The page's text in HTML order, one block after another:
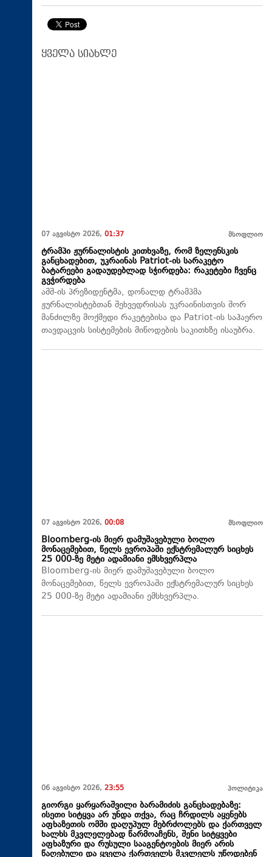
ყველა სიახლე
07 აგვისტო 2026, 01:37 მსოფლიო
ტრამპი ჟურნალისტის კითხვაზე, რომ ზელენსკის
განცხადებით, უკრაინას Patriot-ის სარაკეტო
ბატარეები გადაუდებლად სჭირდება: რაკეტები ჩვენც
გვჭირდება
აშშ-ის პრეზიდენტმა, დონალდ ტრამპმა
ჟურნალისტებთან შეხვედრისას უკრაინისთვის შორ
მანძილზე მოქმედი რაკეტებისა და Patriot-ის საჰაერო
თავდაცვის სისტემების მიწოდების საკითხზე ისაუბრა.
07 აგვისტო 2026, 00:08 მსოფლიო
Bloomberg-ის მიერ დამუშავებული ბოლო
მონაცემებით, წელს ევროპაში ექსტრემალურ სიცხეს
25 000-ზე მეტი ადამიანი ემსხვერპლა
Bloomberg-ის მიერ დამუშავებული ბოლო
მონაცემებით, წელს ევროპაში ექსტრემალურ სიცხეს
25 000-ზე მეტი ადამიანი ემსხვერპლა.
06 აგვისტო 2026, 23:55 პოლიტიკა
გიორგი ყარყარაშვილი ბარამიძის განცხადებაზე:
ისეთი სიტყვა არ უნდა თქვა, რაც ჩრდილს აყენებს
აფხაზეთის ომში დაღუპულ მებრძოლებს და ქართველ
ხალხს მკვლელებად წარმოაჩენს, შენი სიტყვები
აფხაზური და რუსული სააგენტოების მიერ არის
წაღებული და ყველა ქართველს მკვლელს უწოდებენ